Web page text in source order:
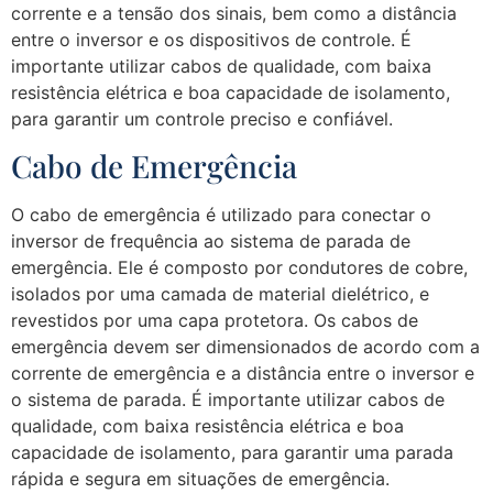
corrente e a tensão dos sinais, bem como a distância
entre o inversor e os dispositivos de controle. É
importante utilizar cabos de qualidade, com baixa
resistência elétrica e boa capacidade de isolamento,
para garantir um controle preciso e confiável.
Cabo de Emergência
O cabo de emergência é utilizado para conectar o
inversor de frequência ao sistema de parada de
emergência. Ele é composto por condutores de cobre,
isolados por uma camada de material dielétrico, e
revestidos por uma capa protetora. Os cabos de
emergência devem ser dimensionados de acordo com a
corrente de emergência e a distância entre o inversor e
o sistema de parada. É importante utilizar cabos de
qualidade, com baixa resistência elétrica e boa
capacidade de isolamento, para garantir uma parada
rápida e segura em situações de emergência.